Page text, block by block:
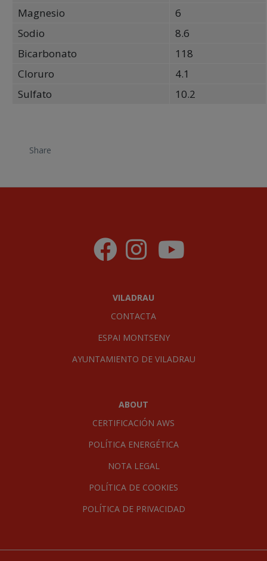
Magnesio
6
Sodio
8.6
Bicarbonato
118
Cloruro
4.1
Sulfato
10.2
Share
VILADRAU
CONTACTA
ESPAI MONTSENY
AYUNTAMIENTO DE VILADRAU
ABOUT
CERTIFICACIÓN AWS
POLÍTICA ENERGÉTICA
NOTA LEGAL
POLÍTICA DE COOKIES
POLÍTICA DE PRIVACIDAD